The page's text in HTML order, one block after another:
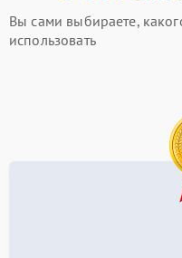
Вы сами выбираете,
использовать